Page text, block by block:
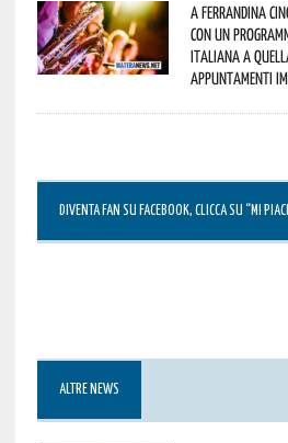
A Ferrandina
con un
italiana a
appuntamenti
DIVENTA FAN SU FACEBOOK, CLICCA SU “MI
ALTRE NEWS